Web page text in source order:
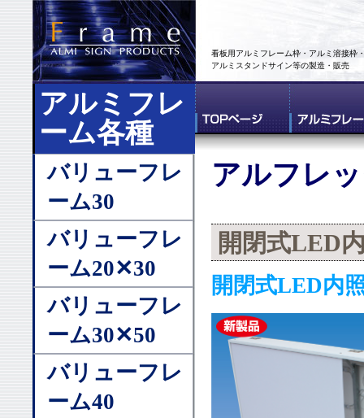
看板用アルミフレーム枠・アルミ溶接枠
アルミスタンドサイン等の製造・販売
アルミフレ
ーム各種
バリューフレ
ーム30
バリューフレ
ーム20✕30
バリューフレ
ーム30✕50
バリューフレ
ーム40
アルフレ
開閉式LED
開閉式LED内